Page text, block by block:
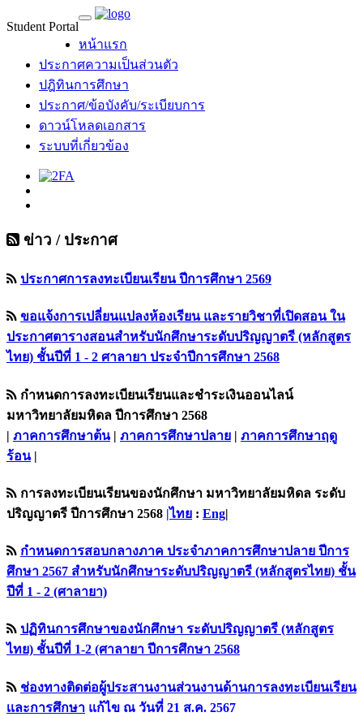
Student Portal
หน้าแรก
ประกาศความเป็นส่วนตัว
ปฎิทินการศึกษา
ประกาศ/ข้อบังคับ/ระเบียบการ
ดาวน์โหลดเอกสาร
ระบบที่เกี่ยวข้อง
ข่าว / ประกาศ
ประกาศการลงทะเบียนเรียน ปีการศึกษา 2569
ขอแจ้งการเปลี่ยนแปลงห้องเรียน และรายวิชาที่เปิดสอน ใน
ประกาศตารางสอนสำหรับนักศึกษาระดับปริญญาตรี (หลักสูตร
ไทย) ชั้นปีที่ 1 - 2 ศาลายา ประจำปีการศึกษา 2568
กำหนดการลงทะเบียนเรียนและชำระเงินออนไลน์
มหาวิทยาลัยมหิดล ปีการศึกษา 2568
| ภาคการศึกษาต้น| ภาคการศึกษาปลาย | ภาคการศึกษาฤดู
ร้อน|
การลงทะเบียนเรียนของนักศึกษา มหาวิทยาลัยมหิดล ระดับ
ปริญญาตรี ปีการศึกษา 2568 |ไทย : Eng|
กำหนดการสอบกลางภาค ประจำภาคการศึกษาปลาย ปีการ
ศึกษา 2567 สำหรับนักศึกษาระดับปริญญาตรี (หลักสูตรไทย) ชั้น
ปีที่ 1 - 2 (ศาลายา)
ปฏิทินการศึกษาของนักศึกษา ระดับปริญญาตรี (หลักสูตร
ไทย) ชั้นปีที่ 1-2 (ศาลายา ปีการศึกษา 2568
ช่องทางติดต่อผู้ประสานงานส่วนงานด้านการลงทะเบียนเรียน
เเละการศึกษา แก้ไข ณ วันที่ 21 ส.ค. 2567